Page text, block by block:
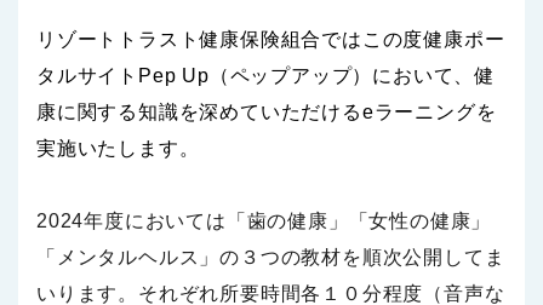
リゾートトラスト健康保険組合ではこの度健康ポー
タルサイトPep Up（ペップアップ）において、健
康に関する知識を深めていただけるeラーニングを
実施いたしま す。
2024年度においては「歯の健康」「女性の健康」
「メンタルヘルス 」の３つの教材を順次公開してま
いります。 それぞれ所要時間各１０分程度（音声な